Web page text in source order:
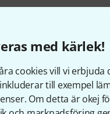
med kärlek!
cookies vill vi
till exempel
Om detta är okej
&